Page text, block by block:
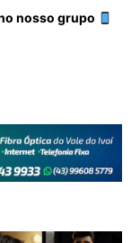
nosso grupo